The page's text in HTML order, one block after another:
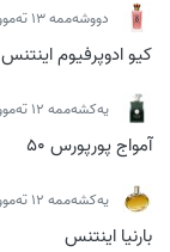
دووشەممە 13 تەمووز 2026
کیو ادوپرفیوم اینتنس
یەکشەممە 12 تەمووز 2026
آمواج پورپورس 50
یەکشەممە 12 تەمووز 2026
بارنیا اینتنس